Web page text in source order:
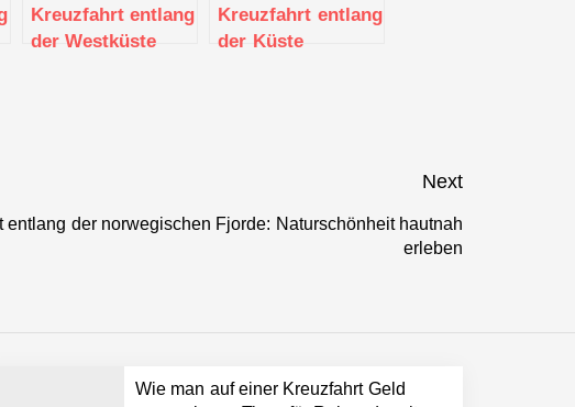
Kreuzfahrt entlang
der Westküste
Kreuzfahrt entlang
der Küste
Next
entlang der norwegischen Fjorde: Naturschönheit hautnah
erleben
Wie man auf einer Kreuzfahrt Geld